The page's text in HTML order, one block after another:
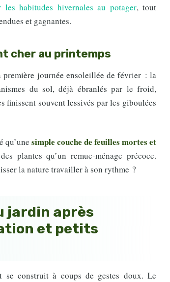
les habitudes hivernales au potager, tout
et gagnantes.
cher au printemps
première journée ensoleillée de février : la
du sol, déjà ébranlés par le froid,
finissent souvent lessivés par les giboulées
qu’une simple couche de feuilles mortes et
plantes qu’un remue-ménage précoce.
la nature travailler à son rythme ?
jardin après
et petits
construit à coups de gestes doux. Le